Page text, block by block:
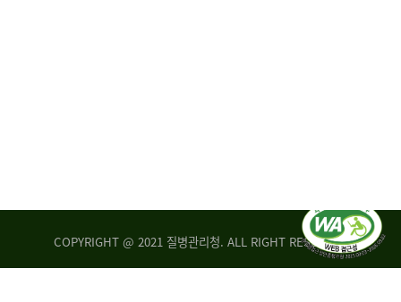
COPYRIGHT @ 2021 질병관리청. ALL RIGHT RESERVED